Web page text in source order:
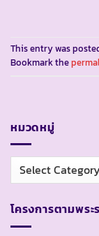
This entry was
Bookmark the
หมวดหมู่
หมวด
หมู่
โครงการตามพร